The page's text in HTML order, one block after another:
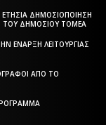
ΔΗΜΟΣΙΟΠΟΊΗΣΗ
ΔΗΜΟΣΊΟΥ ΤΟΜΈΑ
ΈΝΑΡΞΗ ΛΕΙΤΟΥΡΓΊΑΣ
ΑΠΌ ΤΟ